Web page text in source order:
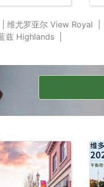
维尤罗亚尔 View Royal
兹 Highlands